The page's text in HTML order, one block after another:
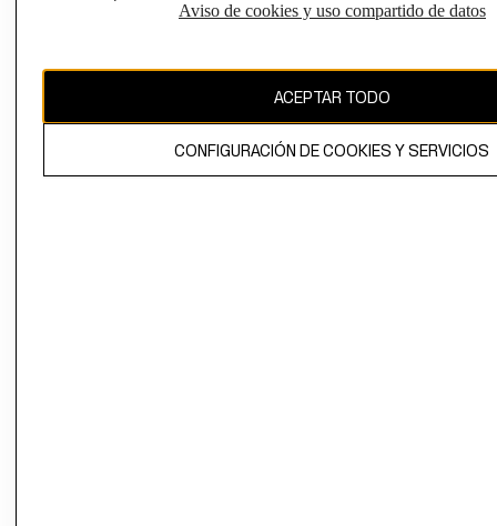
CAMBIAR REGIÓN
El contenido de esta página web está protegido por copyright y es
Aviso de cookies y uso compartido de datos
ACEPTAR TODO
CONFIGURACIÓN DE COOKIES Y SERVICIOS